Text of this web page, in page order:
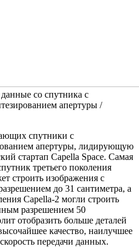
со спутника с
апертуры /
спутники с
апертуры, лидирующую
стартап Capella Space. Самая
третьего поколения
строить изображения с
до 31 сантиметра, а
Capella-2 могли строить
разрешением 50
отобразить больше деталей
качество, наилучшее
передачи данных.